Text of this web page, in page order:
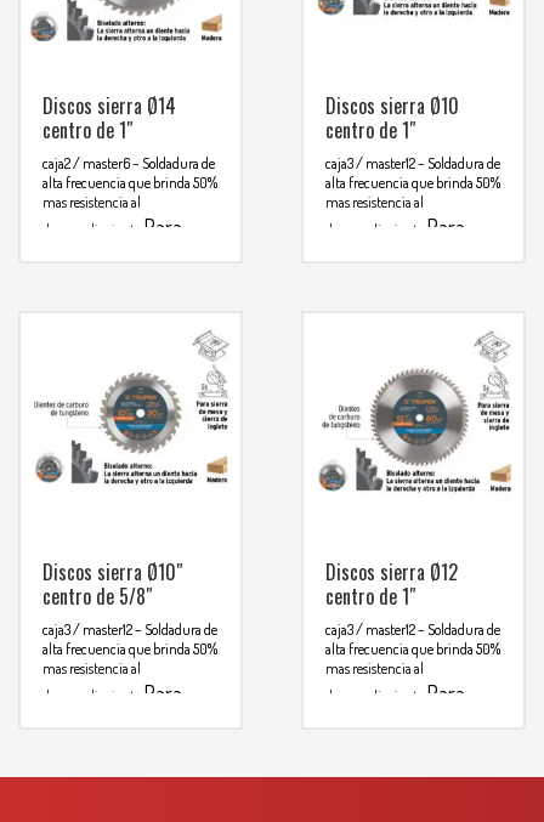
Discos sierra Ø14
centro de 1″
caja2 / master6– Soldadura de
alta frecuencia que brinda 50%
mas resistencia al
desprendimiento
Para
3134392699
Discos sierra Ø10
centro de 1″
caja3 / master12– Soldadura de
alta frecuencia que brinda 50%
mas resistencia al
desprendimiento
Para
3134392699
Discos sierra Ø10″
centro de 5/8″
caja3 / master12– Soldadura de
alta frecuencia que brinda 50%
mas resistencia al
desprendimiento
Para
Discos sierra Ø12
centro de 1″
caja3 / master12– Soldadura de
alta frecuencia que brinda 50%
mas resistencia al
desprendimiento
Para